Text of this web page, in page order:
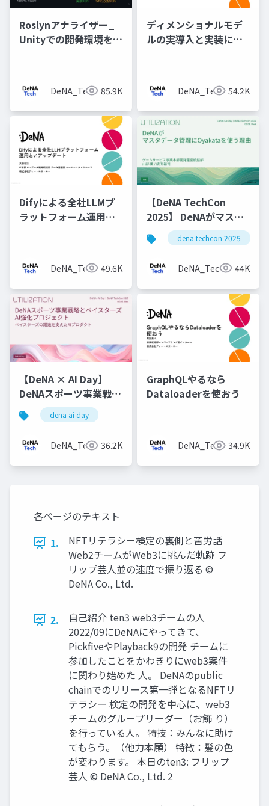
Roslynアナライザー_
Unityでの開発環境を改
DeNA_Tech 85.9K
ディメンショナルモデ
ルの実導入と実装につ
DeNA_Tech 54.2K
Difyによる全社LLMプ
ラットフォーム運用と
DeNA_Tech 49.6K
【DeNA TechCon
2025】 DeNAがマスタ
データ管理にOyakata
を使う理由
dena techcon 2025
DeNA_Tech 44K
【DeNA × AI Day】
DeNAスポーツ事業戦略
とベイスターズAI強化
プロジェクト
dena ai day
DeNA_Tech 36.2K
GraphQLやるなら
Dataloaderを使おう
DeNA_Tech 34.9K
各ページのテキスト
1.
NFTリテラシー検定の裏側と苦労話
Web2チームがWeb3に挑んだ軌跡 フ
リップ芸⼈並の速度で振り返る ©
DeNA Co., Ltd.
2.
⾃⼰紹介 ten3 web3チームの⼈
2022/09にDeNAにやってきて、
PickﬁveやPlayback9の開発 チームに
参加したことをかわきりにweb3案件
に関わり始めた ⼈。 DeNAのpublic
chainでのリリース第⼀弾となるNFTリ
テラシー 検定の開発を中⼼に、web3
チームのグループリーダー（お飾 り）
を⾏っている⼈。 特技：みんなに助け
てもらう。（他⼒本願） 特徴：髪の⾊
が変わります。 本⽇のten3: フリップ
芸⼈ © DeNA Co., Ltd. 2